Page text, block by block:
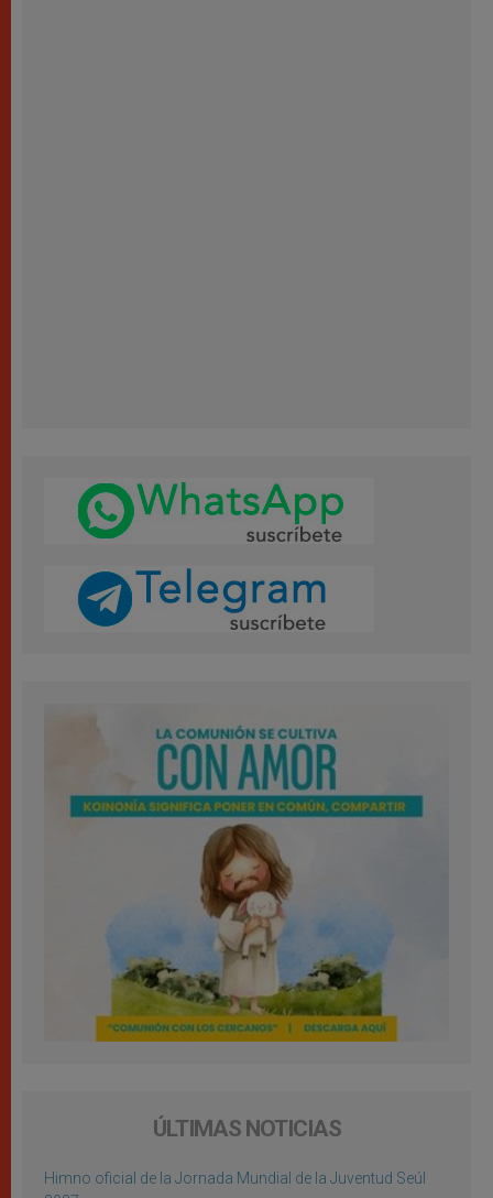
ÚLTIMAS NOTICIAS
Himno oficial de la Jornada Mundial de la Juventud Seúl